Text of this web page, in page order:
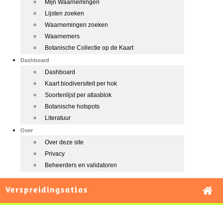
Mijn Waarnemingen
Lijsten zoeken
Waarnemingen zoeken
Waarnemers
Botanische Collectie op de Kaart
Dashboard
Dashboard
Kaart biodiversiteit per hok
Soortenlijst per atlasblok
Botanische hotspots
Literatuur
Over
Over deze site
Privacy
Beheerders en validatoren
Verspreidingsatlas